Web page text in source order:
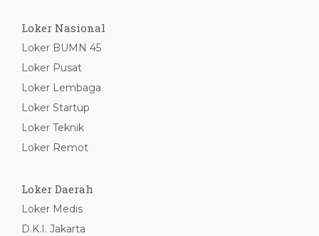
Loker Nasional
Loker BUMN 45
Loker Pusat
Loker Lembaga
Loker Startup
Loker Teknik
Loker Remot
Loker Daerah
Loker Medis
D.K.I. Jakarta